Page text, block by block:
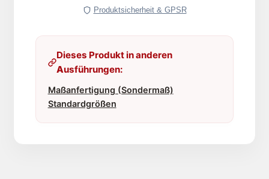
Produktsicherheit & GPSR
Dieses Produkt in anderen
Ausführungen:
Maßanfertigung (Sondermaß)
Standardgrößen